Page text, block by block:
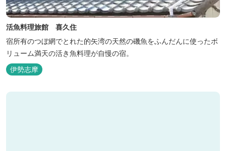
活魚料理旅館 喜久住
宿所有のつぼ網でとれた的矢湾の天然の磯魚をふんだんに使ったボ
リューム満天の活き魚料理が自慢の宿。
伊勢志摩